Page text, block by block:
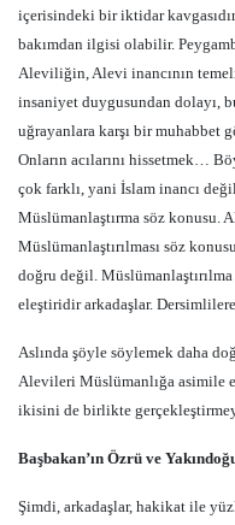
içerisindeki bir iktidar
bakımdan ilgisi olabilir.
Aleviliğin, Alevi inancının
insaniyet duygusundan dolayı,
uğrayanlara karşı bir muhabbet
Onların acılarını hissetmek…
çok farklı, yani İslam inancı
Müslümanlaştırma söz konusu.
Müslümanlaştırılması söz
doğru değil.
eleştiridir arkadaşlar.
Aslında şöyle söylemek daha
Alevileri Müslümanlığa asimile
ikisini de birlikte
Başbakan’ın Özrü ve
Şimdi, arkadaşlar, hakikat ile